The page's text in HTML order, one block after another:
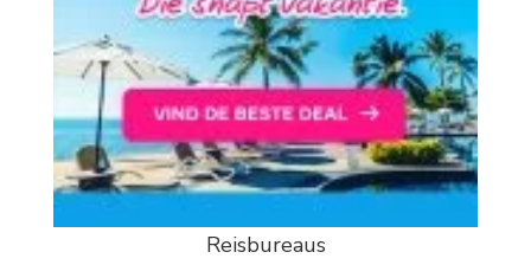
Reisbureaus